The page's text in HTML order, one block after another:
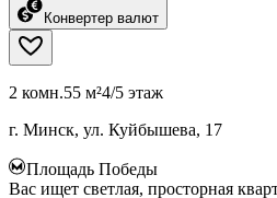
Конвертер валют
2 комн.55 м²4/5 этаж
г. Минск, ул. Куйбышева, 17
Площадь Победы
Вас ищет светлая, просторная